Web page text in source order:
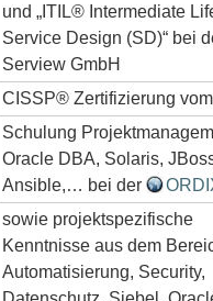
und „ITIL® Intermediate
Service Design (SD)“ bei
Serview GmbH
CISSP® Zertifizierung vom
Schulung
Oracle DBA, Solaris,
Ansible,… bei der
sowie projektspezifische
Kenntnisse aus dem
Automatisierung, Security,